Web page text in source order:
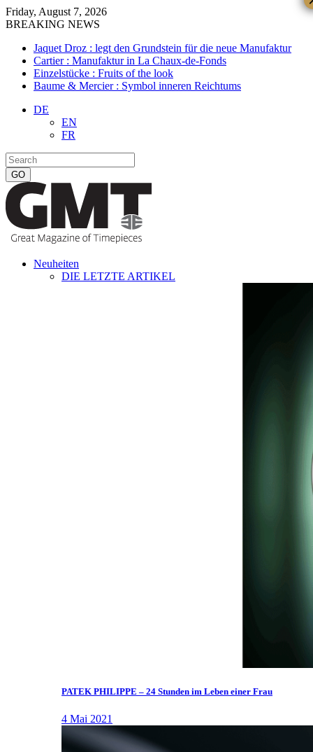
Friday, August 7, 2026
BREAKING NEWS
Jaquet Droz : legt den Grundstein für die neue Manufaktur
Cartier : Manufaktur in La Chaux-de-Fonds
Einzelstücke : Fruits of the look
Baume & Mercier : Symbol inneren Reichtums
DE
EN
FR
Neuheiten
DIE LETZTE ARTIKEL
PATEK PHILIPPE – 24 Stunden im Leben einer Frau
4 Mai 2021